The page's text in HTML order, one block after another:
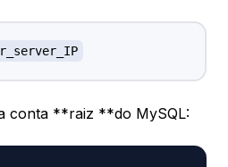
conta **raiz **do MySQL: